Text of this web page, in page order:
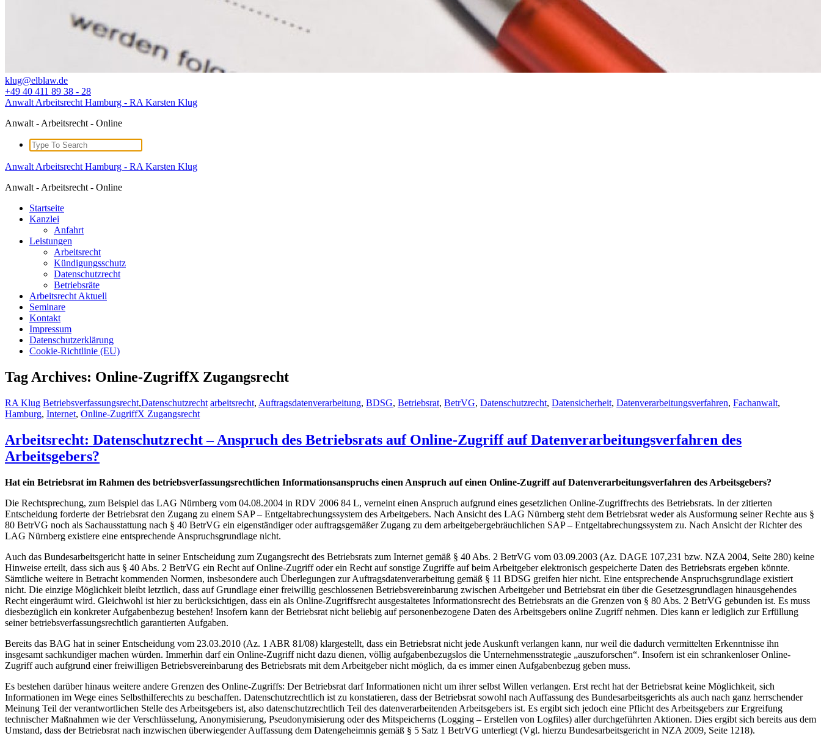
klug@elblaw.de
+49 40 411 89 38 - 28
Anwalt Arbeitsrecht Hamburg - RA Karsten Klug
Anwalt - Arbeitsrecht - Online
Search
for:
Anwalt Arbeitsrecht Hamburg - RA Karsten Klug
Anwalt - Arbeitsrecht - Online
Startseite
Kanzlei
Anfahrt
Leistungen
Arbeitsrecht
Kündigungsschutz
Datenschutzrecht
Betriebsräte
Arbeitsrecht Aktuell
Seminare
Kontakt
Impressum
Datenschutzerklärung
Cookie-Richtlinie (EU)
Tag Archives: Online-ZugriffX Zugangsrecht
RA Klug Betriebsverfassungsrecht,Datenschutzrecht arbeitsrecht, Auftragsdatenverarbeitung, BDSG, Betriebsrat, BetrVG, Datenschutzrecht, Datensicherheit, Datenverarbeitungsverfahren, Fachanwalt,
Hamburg, Internet, Online-ZugriffX Zugangsrecht
Arbeitsrecht: Datenschutzrecht – Anspruch des Betriebsrats auf Online-Zugriff auf Datenverarbeitungsverfahren des
Arbeitsgebers?
Hat ein Betriebsrat im Rahmen des betriebsverfassungsrechtlichen Informationsanspruchs einen Anspruch auf einen Online-Zugriff auf Datenverarbeitungsverfahren des Arbeitsgebers?
Die Rechtsprechung, zum Beispiel das LAG Nürnberg vom 04.08.2004 in RDV 2006 84 L, verneint einen Anspruch aufgrund eines gesetzlichen Online-Zugriffrechts des Betriebsrats. In der zitierten
Entscheidung forderte der Betriebsrat den Zugang zu einem SAP – Entgeltabrechungssystem des Arbeitgebers. Nach Ansicht des LAG Nürnberg steht dem Betriebsrat weder als Ausformung seiner Rechte aus §
80 BetrVG noch als Sachausstattung nach § 40 BetrVG ein eigenständiger oder auftragsgemäßer Zugang zu dem arbeitgebergebräuchlichen SAP – Entgeltabrechungssystem zu. Nach Ansicht der Richter des
LAG Nürnberg existiere eine entsprechende Anspruchsgrundlage nicht.
Auch das Bundesarbeitsgericht hatte in seiner Entscheidung zum Zugangsrecht des Betriebsrats zum Internet gemäß § 40 Abs. 2 BetrVG vom 03.09.2003 (Az. DAGE 107,231 bzw. NZA 2004, Seite 280) keine
Hinweise erteilt, dass sich aus § 40 Abs. 2 BetrVG ein Recht auf Online-Zugriff oder ein Recht auf sonstige Zugriffe auf beim Arbeitgeber elektronisch gespeicherte Daten des Betriebsrats ergeben könnte.
Sämtliche weitere in Betracht kommenden Normen, insbesondere auch Überlegungen zur Auftragsdatenverarbeitung gemäß § 11 BDSG greifen hier nicht. Eine entsprechende Anspruchsgrundlage existiert
nicht. Die einzige Möglichkeit bleibt letztlich, dass auf Grundlage einer freiwillig geschlossenen Betriebsvereinbarung zwischen Arbeitgeber und Betriebsrat ein über die Gesetzesgrundlagen hinausgehendes
Recht eingeräumt wird. Gleichwohl ist hier zu berücksichtigen, dass ein als Online-Zugriffsrecht ausgestaltetes Informationsrecht des Betriebsrats an die Grenzen von § 80 Abs. 2 BetrVG gebunden ist. Es muss
diesbezüglich ein konkreter Aufgabenbezug bestehen! Insofern kann der Betriebsrat nicht beliebig auf personenbezogene Daten des Arbeitsgebers online Zugriff nehmen. Dies kann er lediglich zur Erfüllung
seiner betriebsverfassungsrechtlich garantierten Aufgaben.
Bereits das BAG hat in seiner Entscheidung vom 23.03.2010 (Az. 1 ABR 81/08) klargestellt, dass ein Betriebsrat nicht jede Auskunft verlangen kann, nur weil die dadurch vermittelten Erkenntnisse ihn
insgesamt sachkundiger machen würden. Immerhin darf ein Online-Zugriff nicht dazu dienen, völlig aufgabenbezugslos die Unternehmensstrategie „auszuforschen“. Insofern ist ein schrankenloser Online-
Zugriff auch aufgrund einer freiwilligen Betriebsvereinbarung des Betriebsrats mit dem Arbeitgeber nicht möglich, da es immer einen Aufgabenbezug geben muss.
Es bestehen darüber hinaus weitere andere Grenzen des Online-Zugriffs: Der Betriebsrat darf Informationen nicht um ihrer selbst Willen verlangen. Erst recht hat der Betriebsrat keine Möglichkeit, sich
Informationen im Wege eines Selbsthilferechts zu beschaffen. Datenschutzrechtlich ist zu konstatieren, dass der Betriebsrat sowohl nach Auffassung des Bundesarbeitsgerichts als auch nach ganz herrschender
Meinung Teil der verantwortlichen Stelle des Arbeitsgebers ist, also datenschutzrechtlich Teil des datenverarbeitenden Arbeitsgebers ist. Es ergibt sich jedoch eine Pflicht des Arbeitsgebers zur Ergreifung
technischer Maßnahmen wie der Verschlüsselung, Anonymisierung, Pseudonymisierung oder des Mitspeicherns (Logging – Erstellen von Logfiles) aller durchgeführten Aktionen. Dies ergibt sich bereits aus dem
Umstand, dass der Betriebsrat nach inzwischen überwiegender Auffassung dem Datengeheimnis gemäß § 5 Satz 1 BetrVG unterliegt (Vgl. hierzu Bundesarbeitsgericht in NZA 2009, Seite 1218).